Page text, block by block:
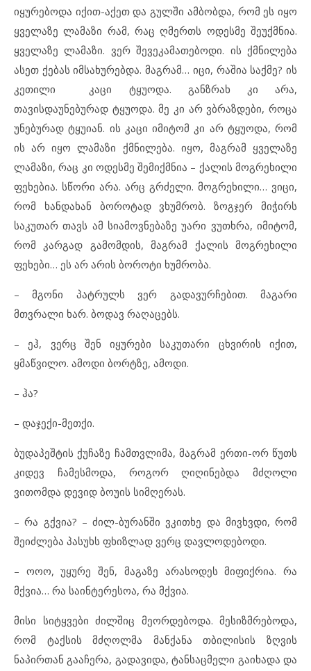
იყურებოდა იქით-აქეთ და გულში ამბობდა, რომ ეს იყო
ყველაზე ლამაზი რამ, რაც ღმერთს ოდესმე შეუქმნია.
ყველაზე ლამაზი. ვერ შევეკამათებოდი. ის ქმნილება
ასეთ ქებას იმსახურებდა. მაგრამ… იცი, რაშია საქმე? ის
კეთილი კაცი ტყუოდა. განზრახ კი არა,
თავისდაუნებურად ტყუოდა. მე კი არ ვბრაზდები, როცა
უნებურად ტყუიან. ის კაცი იმიტომ კი არ ტყუოდა, რომ
ის არ იყო ლამაზი ქმნილება. იყო, მაგრამ ყველაზე
ლამაზი, რაც კი ოდესმე შემიქმნია – ქალის მოგრეხილი
ფეხებია. სწორი არა. არც გრძელი. მოგრეხილი… ვიცი,
რომ ხანდახან ბოროტად ვხუმრობ. ზოგჯერ მიჭირს
საკუთარ თავს ამ სიამოვნებაზე უარი ვუთხრა, იმიტომ,
რომ კარგად გამომდის, მაგრამ ქალის მოგრეხილი
ფეხები… ეს არ არის ბოროტი ხუმრობა.
– მგონი პატრულს ვერ გადავურჩებით. მაგარი
მთვრალი ხარ. ბოდავ რაღაცებს.
– ეჰ, ვერც შენ იყურები საკუთარი ცხვირის იქით,
ყმაწვილო. ამოდი ბორტზე, ამოდი.
– ჰა?
– დაჯექი-მეთქი.
ბუდაპეშტის ქუჩაზე ჩამთვლიმა, მაგრამ ერთი-ორ წუთს
კიდევ ჩამესმოდა, როგორ ღიღინებდა მძღოლი
ვითომდა დევიდ ბოუის სიმღერას.
– რა გქვია? – ძილ-ბურანში ვკითხე და მივხვდი, რომ
შეიძლება პასუხს ფხიზლად ვერც დავლოდებოდი.
– ოოო, უყურე შენ, მაგაზე არასოდეს მიფიქრია. რა
მქვია… რა საინტერესოა, რა მქვია.
მისი სიტყვები ძილშიც მეორდებოდა. მესიზმრებოდა,
რომ ტაქსის მძღოლმა მანქანა თბილისის ზღვის
ნაპირთან გააჩერა, გადავიდა, ტანსაცმელი გაიხადა და